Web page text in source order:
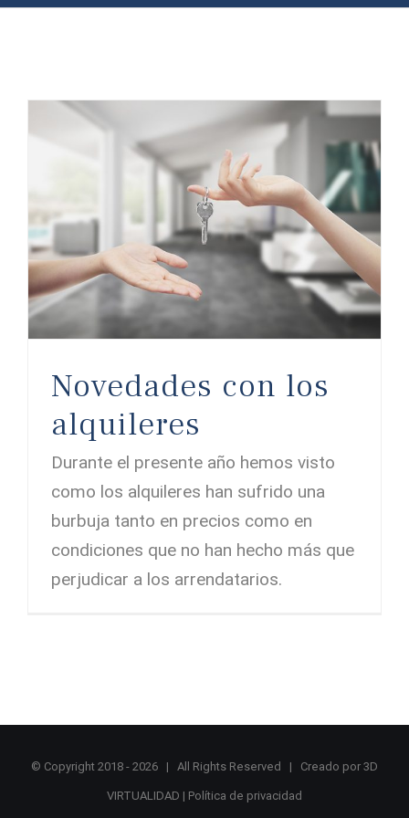
Novedades con los
alquileres
Durante el presente año hemos visto
como los alquileres han sufrido una
burbuja tanto en precios como en
condiciones que no han hecho más que
perjudicar a los arrendatarios.
© Copyright 2018 - 2026 | All Rights Reserved | Creado por 3D
VIRTUALIDAD | Política de privacidad